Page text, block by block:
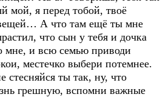
мой, я перед тобой, твоё
вещей… А что там ещё ты мне
что сын у тебя и дочка
мне, и всю семью приводи
местечко выбери потемнее.
ты так, ну, что
грешную, вспомни важные